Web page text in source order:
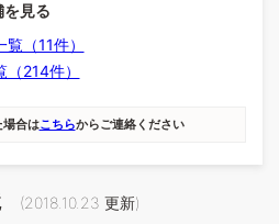
見る
（11件）
214件）
合はこちらからご連絡ください
(2018.10.23 更新)